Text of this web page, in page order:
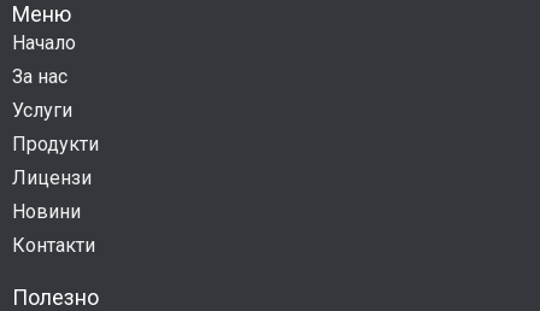
Меню
Начало
За нас
Услуги
Продукти
Лицензи
Новини
Контакти
Полезно